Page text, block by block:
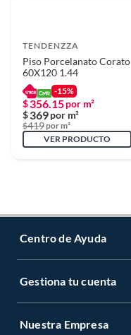
Uso de revestimiento
TENDENZZA
Piso Porcelanato Corato
60X120 1.44
-15%
$356.15por m²
$369por m²
$419por m²
VER PRODUCTO
Centro de Ayuda
Servicio al Cliente
Gestiona tu cuenta
Gestiona tu cuenta
Nuestra Empresa